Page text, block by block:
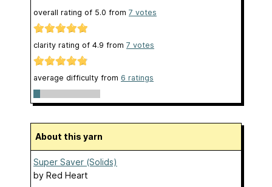
overall rating of 5.0 from 7 votes
clarity rating of 4.9 from 7 votes
average difficulty from 6 ratings
About this yarn
Super Saver (Solids)
by Red Heart